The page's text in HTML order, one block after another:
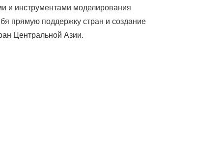
и инструментами моделирования
прямую поддержку стран и создание
Центральной Азии.